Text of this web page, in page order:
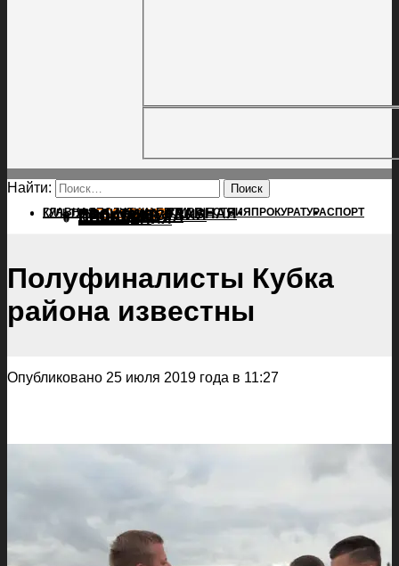
Найти:
ГЛАВНАЯПОЛИТИКАПРОИСШЕСТВИЯ ПРОКУРАТУРАСПОРТ
КУЛЬТУРАПОСЕЛЕНИЯГЛАВНАЯ
ПОЛИТИКА
ПРОИСШЕСТВИЯ
ПРОКУРАТУРА
СПОРТ
КУЛЬТУРА
ПОСЕЛЕНИЯ
Полуфиналисты Кубка
района известны
Опубликовано 25 июля 2019 года в 11:27